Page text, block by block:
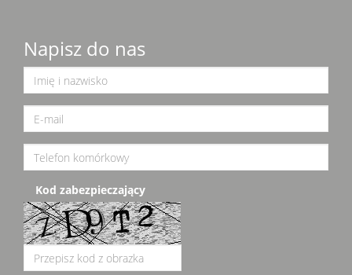
Napisz do nas
Kod zabezpieczający